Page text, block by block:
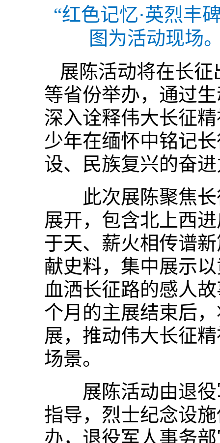
“红色记忆·英烈丰
图为活动现场
展陈活动将在长
等省份举办，通过
深入诠释伟大长征
少年在缅怀中铭记
设、民族复兴的奋
此次展陈聚焦长
展开，包含北上西
于天、薪火相传谱
献史料，集中展示
血洒长征路的感人
个月的主展结束后
展，推动伟大长征
场景。
展陈活动由退役
指导，烈士纪念设
办，退役军人事务